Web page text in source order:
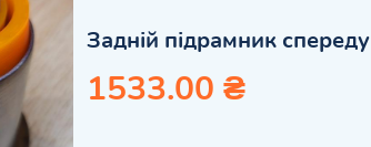
Задній підрамник спереду
1533.00 ₴